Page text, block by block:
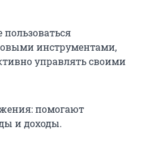
инструментами,
управлять своими
помогают
и доходы.